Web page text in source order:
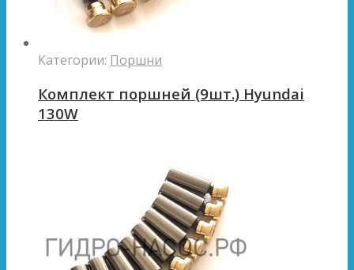
Категории: Поршни
Комплект поршней (9шт.) Hyundai
130W